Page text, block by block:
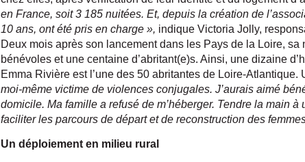
en France, soit 3 185 nuitées. Et, depuis la création de
10 ans, ont été pris en charge », indique Victoria Jolly,
Deux mois après son lancement dans les Pays de la Loire,
bénévoles et une centaine d’abritant(e)s. Ainsi, une dizaine
Emma Rivière est l’une des 50 abritantes de
moi‐même victime de violences conjugales. J’aurais aimé
domicile. Ma famille a refusé de m’héberger. Tendre la main
faciliter les parcours de départ et de reconstruction des
Un déploiement en milieu rural